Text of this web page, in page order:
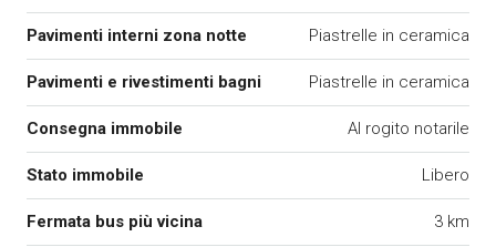
Pavimenti interni zona notte Piastrelle in ceramica
Pavimenti e rivestimenti bagni Piastrelle in ceramica
Consegna immobile Al rogito notarile
Stato immobile Libero
Fermata bus più vicina 3 km